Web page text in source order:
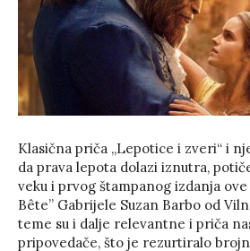
Klasična priča „Lepotice i zveri“ i
da prava lepota dolazi iznutra,
veku i prvog štampanog izdanja ove
Bête” Gabrijele Suzan Barbo od
teme su i dalje relevantne i priča
pripovedače, što je rezurtiralo